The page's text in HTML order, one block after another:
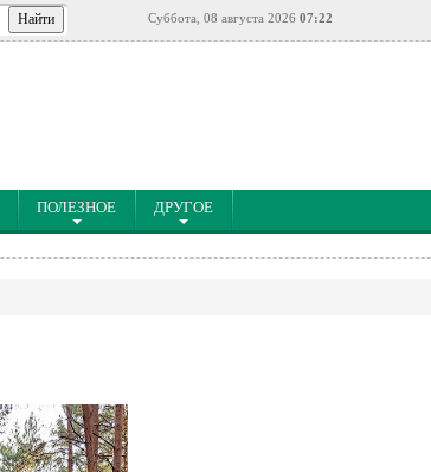
Суббота, 08 августа 2026 07:22
ПОЛЕЗНОЕ ДРУГОЕ